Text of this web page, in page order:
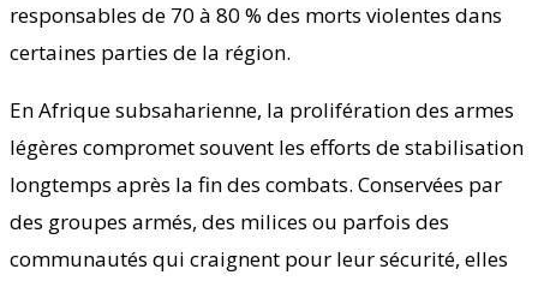
responsables de 70 à 80 % des morts violentes dans
certaines parties de la région.
En Afrique subsaharienne, la prolifération des armes
légères compromet souvent les efforts de stabilisation
longtemps après la fin des combats. Conservées par
des groupes armés, des milices ou parfois des
communautés qui craignent pour leur sécurité, elles